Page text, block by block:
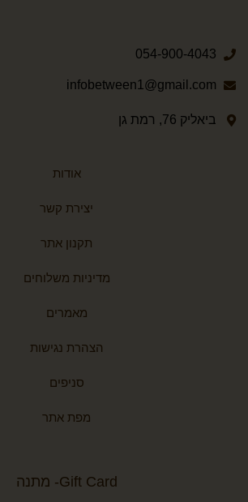
054-900-4043
infobetween1@gmail.com
ביאליק 76, רמת גן
אודות
יצירת קשר
תקנון אתר
מדיניות משלוחים
מאמרים
הצהרת נגישות
סניפים
מפת אתר
Gift Card- מתנה